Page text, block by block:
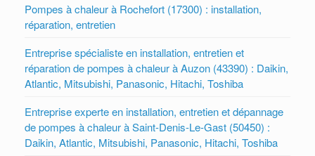
Pompes à chaleur à Rochefort (17300) : installation,
réparation, entretien
Entreprise spécialiste en installation, entretien et
réparation de pompes à chaleur à Auzon (43390) : Daikin,
Atlantic, Mitsubishi, Panasonic, Hitachi, Toshiba
Entreprise experte en installation, entretien et dépannage
de pompes à chaleur à Saint-Denis-Le-Gast (50450) :
Daikin, Atlantic, Mitsubishi, Panasonic, Hitachi, Toshiba